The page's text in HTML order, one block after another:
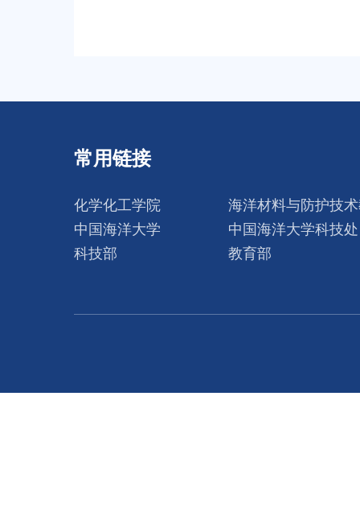
常用链接
化学化工学院
海洋材料与防护技
中国海洋大学
中国海洋大学科技处
科技部
教育部